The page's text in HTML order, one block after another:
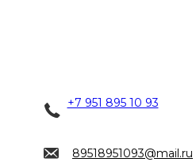
+7 951 895 10 93
89518951093@mail.ru